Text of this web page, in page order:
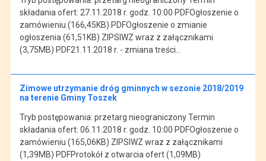
składania ofert: 27.11.2018 r. godz. 10:00 PDFOgłoszenie o
zamówieniu (166,45KB) PDFOgłoszenie o zmianie
ogłoszenia (61,51KB) ZIPSIWZ wraz z załącznikami
(3,75MB) PDF21.11.2018 r. - zmiana treści…
Zimowe utrzymanie dróg gminnych w sezonie 2018/2019
na terenie Gminy Toszek
Tryb postępowania: przetarg nieograniczony Termin
składania ofert: 06.11.2018 r. godz. 10:00 PDFOgłoszenie o
zamówieniu (165,06KB) ZIPSIWZ wraz z załącznikami
(1,39MB) PDFProtokół z otwarcia ofert (1,09MB)